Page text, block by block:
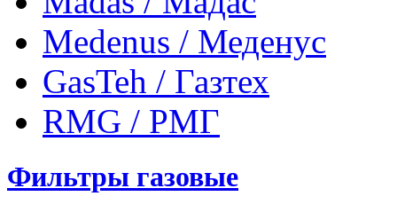
Medenus / Меденус
GasTeh / Газтех
RMG / РМГ
Фильтры газовые